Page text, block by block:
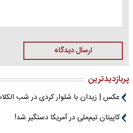
ارسال دیدگاه
پربازدیدترین
عکس | زیدان با شلوار کردی در شب
کاپیتان تیم‌ملی در آمریکا دستگیر شد!